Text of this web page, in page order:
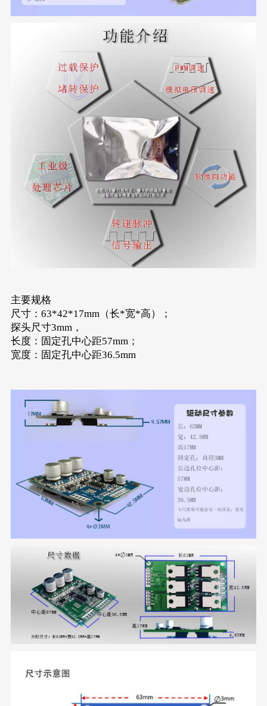
主要规格
尺寸：63*42*17mm（长*宽*高）；
探头尺寸3mm，
长度：固定孔中心距57mm；
宽度：固定孔中心距36.5mm